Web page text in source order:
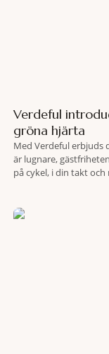
Verdeful
gröna hjärta
Med Verdeful erbjuds
är lugnare,
på cykel, i din takt
travel när det